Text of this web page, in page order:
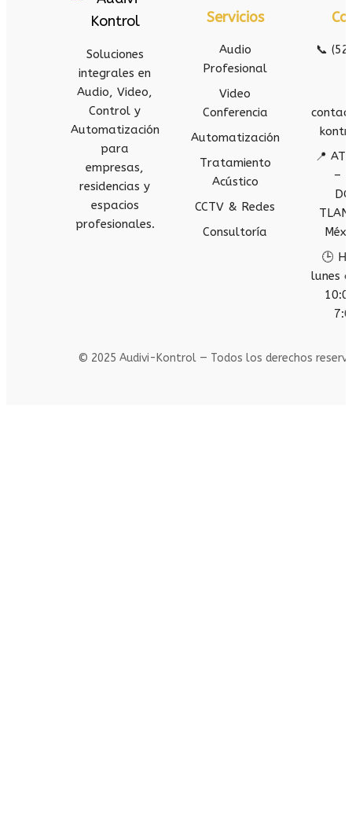
Soluciones
integrales en
Audio, Video,
Control y
Automatización
para
empresas,
residencias y
espacios
profesionales.
Servicios
Audio
Profesional
Video
Conferencia
Automatización
Tratamiento
Acústico
CCTV & Redes
Consultoría
📞
📍
–
🕒
lunes
© 2025 Audivi-Kontrol — Todos los derechos